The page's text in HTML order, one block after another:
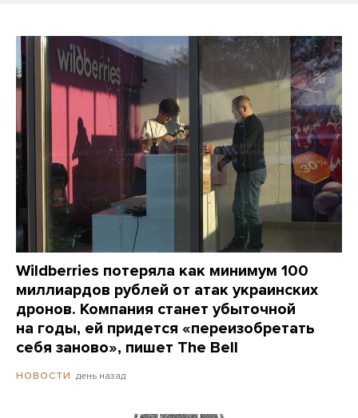
Wildberries потеряла как минимум 100
миллиардов рублей от атак украинских
дронов. Компания станет убыточной
на годы, ей придется «переизобретать
себя заново», пишет The Bell
НОВОСТИ день назад